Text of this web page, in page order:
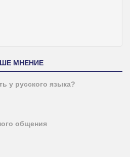
МНЕНИЕ
у русского языка?
общения